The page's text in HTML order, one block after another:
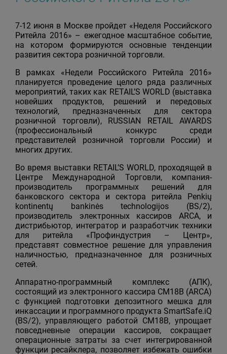
7-12 июня в Москве пройдет «Неделя Российского
Ритейла 2016» – ежегодное масштабное событие,
на котором формируются основные тенденции
развития сектора розничной торговли.
В рамках «Недели Российского Ритейла 2016»
планируется проведение целого ряда различных
мероприятий, таких как RETAIL’S WORLD (выставка
новейших продуктов, решений и передовых
технологий, предназначенных для сектора
розничной торговли), RUSSIAN RETAIL AWARDS
(профессиональный конкурс среди
представителей розничной торговли России) и
многих других.
Во время выставки RETAIL’S WORLD, проходящей в
Центре Международной Торговли, компания-
производитель программных решений для
банковского сектора и сектора ритейла Penkių
kontinentų bankinės technologijos (BS/2),
производитель электронных кассиров ARCA, и
дистрибьютор, интегратор и разработчик техники
для ритейла «Профиндустрия – Центр»,
представят совместное решение для управления
наличностью, предназначенное для розничных
сетей.
Аппаратно-программный комплекс (АПК),
состоящий из электронного кассира CM18B (ARCA)
с функцией подготовки депозитного мешка для
инкассации и программного продукта SmartSafe.iQ
(BS/2), управляющего работой СМ18В, упрощает
повседневные операции кассиров, сокращает
операционные затраты за счет интегрированной
функции ресайклера, позволяет избежать ошибки